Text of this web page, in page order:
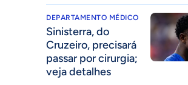
DEPARTAMENTO MÉDICO
Sinisterra, do
Cruzeiro, precisará
passar por cirurgia;
veja detalhes